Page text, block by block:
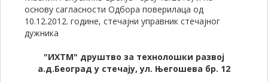
основу сагласности Одбора поверилаца од
10.12.2012. године, стечајни управник стечајног
дужника
"ИХТМ" друштво за технолошки развој
а.д.Београд у стечају, ул. Његошева бр. 12